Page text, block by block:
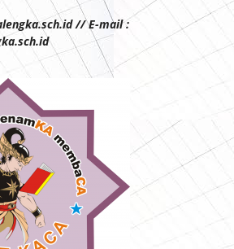
// E-mail :